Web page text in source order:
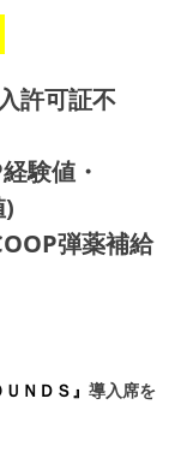
許可証不
験値・
弾薬補給
ＮＤＳ』 導入席を